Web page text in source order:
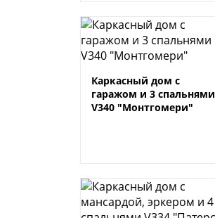
Каркасный дом с
гаражом и 3 спальнями
V340 "Монтгомери"